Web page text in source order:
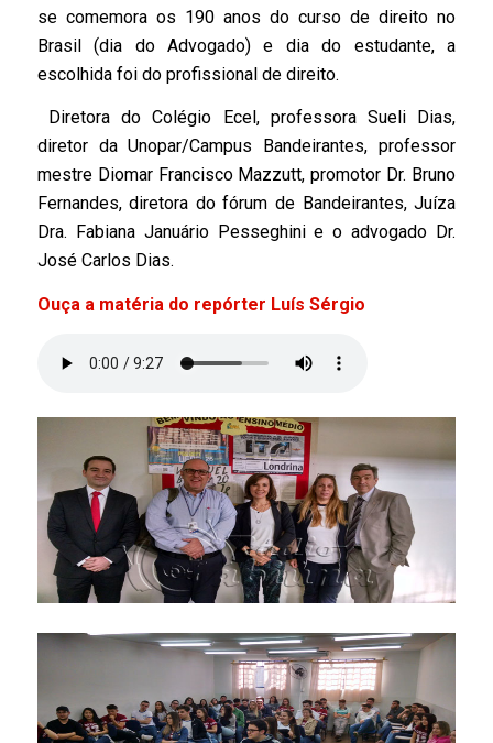
se comemora os 190 anos do curso de direito no
Brasil (dia do Advogado) e dia do estudante, a
escolhida foi do profissional de direito.
Diretora do Colégio Ecel, professora Sueli Dias,
diretor da Unopar/Campus Bandeirantes, professor
mestre Diomar Francisco Mazzutt, promotor Dr. Bruno
Fernandes, diretora do fórum de Bandeirantes, Juíza
Dra. Fabiana Januário Pesseghini e o advogado Dr.
José Carlos Dias.
Ouça a matéria do repórter Luís Sérgio